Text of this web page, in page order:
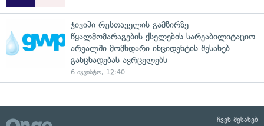
ჯივიპი რუსთაველის გამზირზე
წყალმომარაგების ქსელების სარეაბილიტაციო
არეალში მომხდარი ინციდენტის შესახებ
განცხადებას ავრცელებს
6 აგვისტო, 12:40
ჩვენ შესახებ